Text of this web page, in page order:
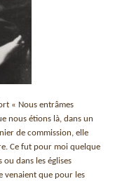
« Nous entrâmes
nous étions là, dans un
de commission, elle
Ce fut pour moi quelque
ou dans les églises
venaient que pour les